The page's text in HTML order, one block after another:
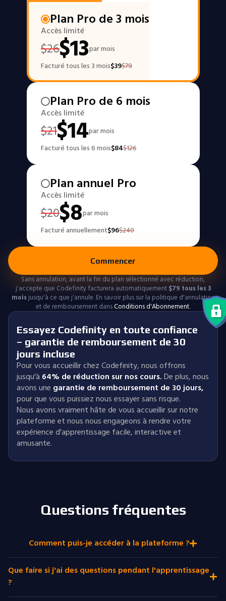
Plan Pro de 3 mois
Accès limité
$26$13par mois
Facturé tous les 3 mois$39$79
Plan Pro de 6 mois
Accès limité
$21$14par mois
Facturé tous les 6 mois$84$126
Plan annuel Pro
Accès limité
$20$8par mois
Facturé annuellement$96$240
Commencer
Sans annulation, avant la fin du plan sélectionné avec réduction,
j'accepte que Codefinity facturera automatiquement $79 tous les 3
moisjusqu'à ce que j'annule. En savoir plus sur la politique d'annulation
et de remboursement dansConditions d'Abonnement.
Essayez Codefinity en toute confiance
– garantie de remboursement de 30
jours incluse
Pour vous accueillir chez Codefinity, nous offrons
jusqu'à 64% de réduction sur nos cours.De plus, nous
avons une garantie de remboursement de 30 jours,
pour que vous puissiez nous essayer sans risque.
Nous avons vraiment hâte de vous accueillir sur notre
plateforme et nous nous engageons à rendre votre
expérience d'apprentissage facile, interactive et
amusante.
Questions fréquentes
Comment puis-je accéder à la plateforme ?
Que faire si j'ai des questions pendant l'apprentissage
?